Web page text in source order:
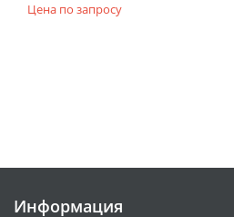
Цена по запросу
Информация